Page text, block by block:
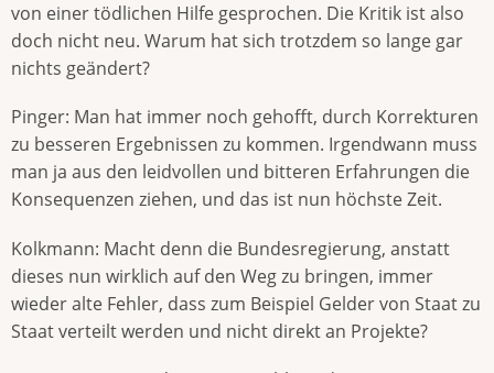
von einer tödlichen Hilfe gesprochen. Die Kritik ist also
doch nicht neu. Warum hat sich trotzdem so lange gar
nichts geändert?
Pinger: Man hat immer noch gehofft, durch Korrekturen
zu besseren Ergebnissen zu kommen. Irgendwann muss
man ja aus den leidvollen und bitteren Erfahrungen die
Konsequenzen ziehen, und das ist nun höchste Zeit.
Kolkmann: Macht denn die Bundesregierung, anstatt
dieses nun wirklich auf den Weg zu bringen, immer
wieder alte Fehler, dass zum Beispiel Gelder von Staat zu
Staat verteilt werden und nicht direkt an Projekte?